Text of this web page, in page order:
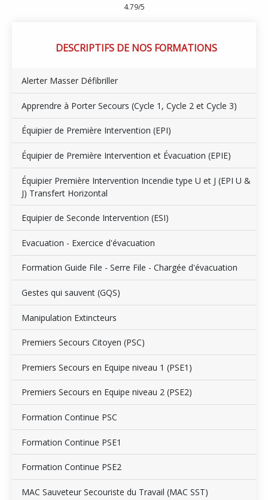
4.79/5
DESCRIPTIFS DE NOS FORMATIONS
Alerter Masser Défibriller
Apprendre à Porter Secours (Cycle 1, Cycle 2 et Cycle 3)
Équipier de Première Intervention (EPI)
Équipier de Première Intervention et Évacuation (EPIE)
Équipier Première Intervention Incendie type U et J (EPI U &
J) Transfert Horizontal
Equipier de Seconde Intervention (ESI)
Evacuation - Exercice d'évacuation
Formation Guide File - Serre File - Chargée d'évacuation
Gestes qui sauvent (GQS)
Manipulation Extincteurs
Premiers Secours Citoyen (PSC)
Premiers Secours en Equipe niveau 1 (PSE1)
Premiers Secours en Equipe niveau 2 (PSE2)
Formation Continue PSC
Formation Continue PSE1
Formation Continue PSE2
MAC Sauveteur Secouriste du Travail (MAC SST)